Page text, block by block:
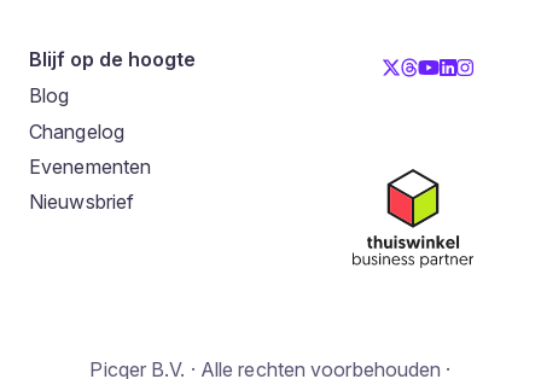
Blijf op de hoogte
Blog
Changelog
Evenementen
Nieuwsbrief
Picqer B.V. · Alle rechten voorbehouden ·